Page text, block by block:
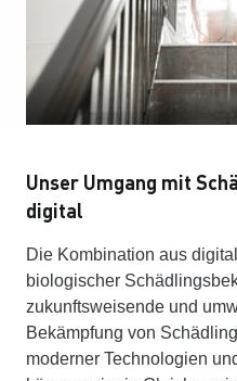
Unser Umgang mit
digital
Die Kombination aus
biologischer
zukunftsweisende und
Bekämpfung von
moderner Technologien